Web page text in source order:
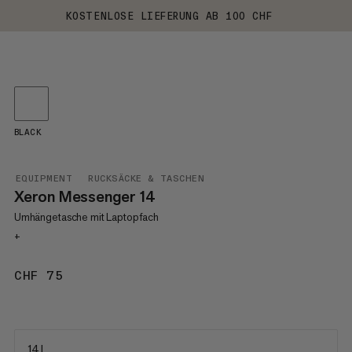
KOSTENLOSE LIEFERUNG AB 100 CHF
EQUIPMENT RUCKSÄCKE & TASCHEN
Xeron Messenger 14
Umhängetasche mit Laptopfach
+
CHF 75
BLACK